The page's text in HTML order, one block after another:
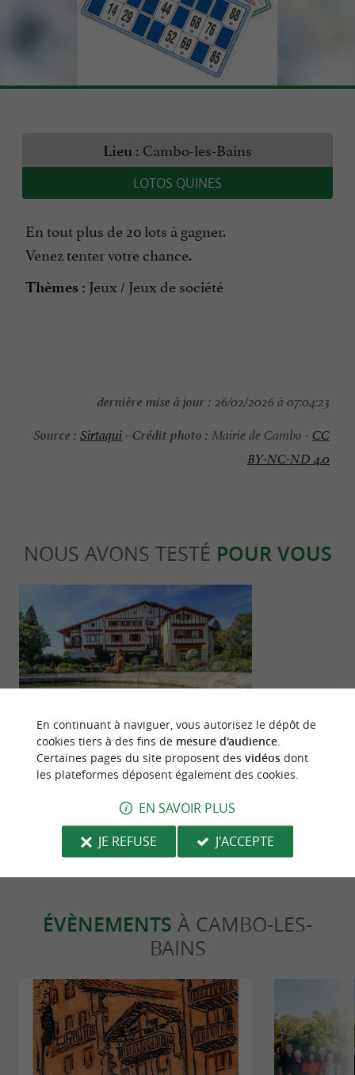
Lieu : Cambo-les-Bains
LOTOS QUINES
En tout plus de 20 lots à gagner.
Venez tenter votre chance.
Thèmes : Jeux / Jeux de société
dernière mise à jour : 26/02/2026 à 07:04:23
Source : Sirtaqui-Crédit photo : Mairie de Cambo -CC
BY-NC-ND 4.0
NOUS AVONS TESTÉ POUR VOUS
Visite de la somptueuse Villa Arnaga à
Cambo-les-Bains
507 m - Cambo-les-Bains
Cure
bienfaits
ÉVÈNEMENTS À CAMBO-LES-
BAINS
En continuant à naviguer, vous autorisez le dépôt de
cookies tiers à des fins de mesure d'audience.
Certaines pages du site proposent des vidéosdont
les plateformes déposent également des cookies.
EN SAVOIR PLUS
JE REFUSE
J'ACCEPTE